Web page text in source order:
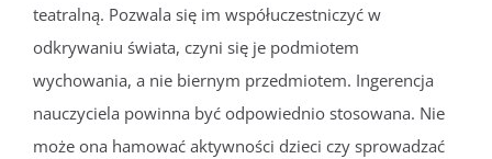
teatralną. Pozwala się im współuczestniczyć w
odkrywaniu świata, czyni się je podmiotem
wychowania, a nie biernym przedmiotem. Ingerencja
nauczyciela powinna być odpowiednio stosowana. Nie
może ona hamować aktywności dzieci czy sprowadzać